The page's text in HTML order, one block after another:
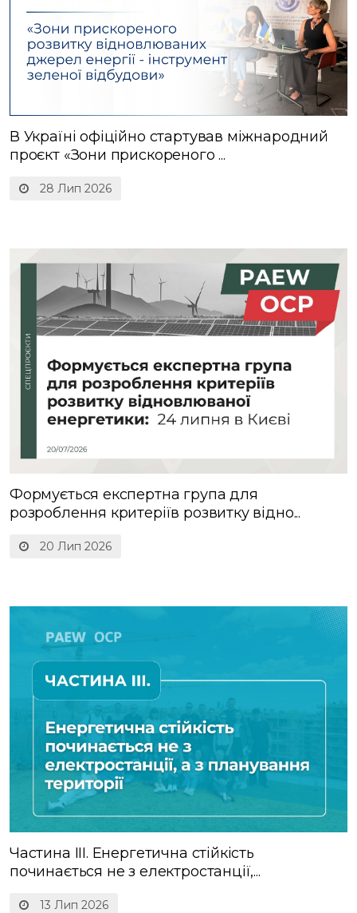
28 Лип 2026
В Україні офіційно стартував міжнародний
проєкт «Зони прискореного ...
20 Лип 2026
Формується експертна група для
розроблення критеріїв розвитку відно...
13 Лип 2026
Частина ІІІ. Енергетична стійкість
починається не з електростанції,...